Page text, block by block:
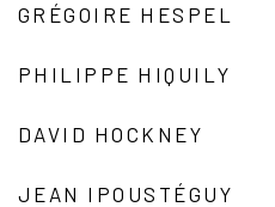
GRÉGOIRE HESPEL
PHILIPPE HIQUILY
DAVID HOCKNEY
JEAN IPOUSTÉGUY